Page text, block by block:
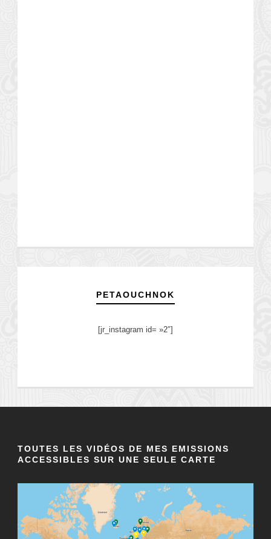
PETAOUCHNOK
[jr_instagram id= »2″]
TOUTES LES VIDÉOS DE MES EMISSIONS
ACCESSIBLES SUR UNE SEULE CARTE